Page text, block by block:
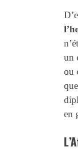
un
ou
en